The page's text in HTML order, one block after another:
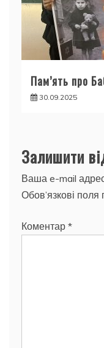
Пам’ять про
30.09.2025
Залишити
Ваша e-mail
Обов’язкові поля
Коментар *